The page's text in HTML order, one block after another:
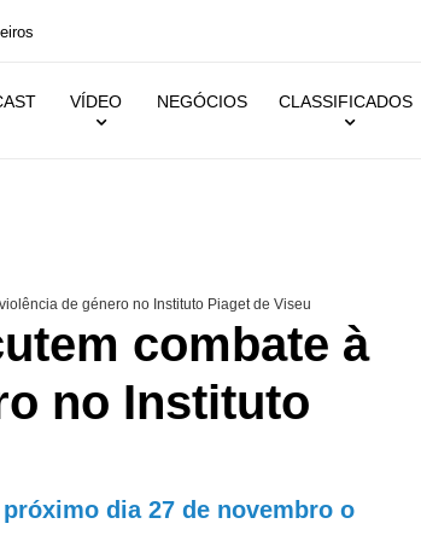
VÍDEO NEGÓCIOS CLASSIFICADOS
de género no Instituto Piaget de Viseu
combate à
no Instituto
dia 27 de novembro o